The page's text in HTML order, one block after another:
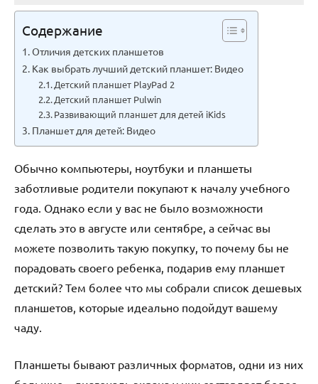
Содержание
Отличия детских планшетов
Как выбрать лучший детский планшет: Видео
Детский планшет PlayPad 2
Детский планшет Pulwin
Развивающий планшет для детей iKids
Планшет для детей: Видео
Обычно компьютеры, ноутбуки и планшеты
заботливые родители покупают к началу учебного
года. Однако если у вас не было возможности
сделать это в августе или сентябре, а сейчас вы
можете позволить такую покупку, то почему бы не
порадовать своего ребенка, подарив ему планшет
детский? Тем более что мы собрали список дешевых
планшетов, которые идеально подойдут вашему
чаду.
Планшеты бывают различных форматов, одни из них